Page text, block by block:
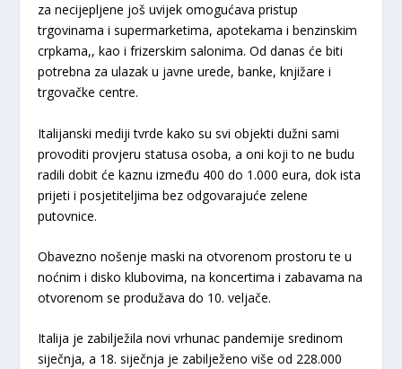
za necijepljene još uvijek omogućava pristup
trgovinama i supermarketima, apotekama i benzinskim
crpkama,, kao i frizerskim salonima. Od danas će biti
potrebna za ulazak u javne urede, banke, knjižare i
trgovačke centre.
Italijanski mediji tvrde kako su svi objekti dužni sami
provoditi provjeru statusa osoba, a oni koji to ne budu
radili dobit će kaznu između 400 do 1.000 eura, dok ista
prijeti i posjetiteljima bez odgovarajuće zelene
putovnice.
Obavezno nošenje maski na otvorenom prostoru te u
noćnim i disko klubovima, na koncertima i zabavama na
otvorenom se produžava do 10. veljače.
Italija je zabilježila novi vrhunac pandemije sredinom
siječnja, a 18. siječnja je zabilježeno više od 228.000